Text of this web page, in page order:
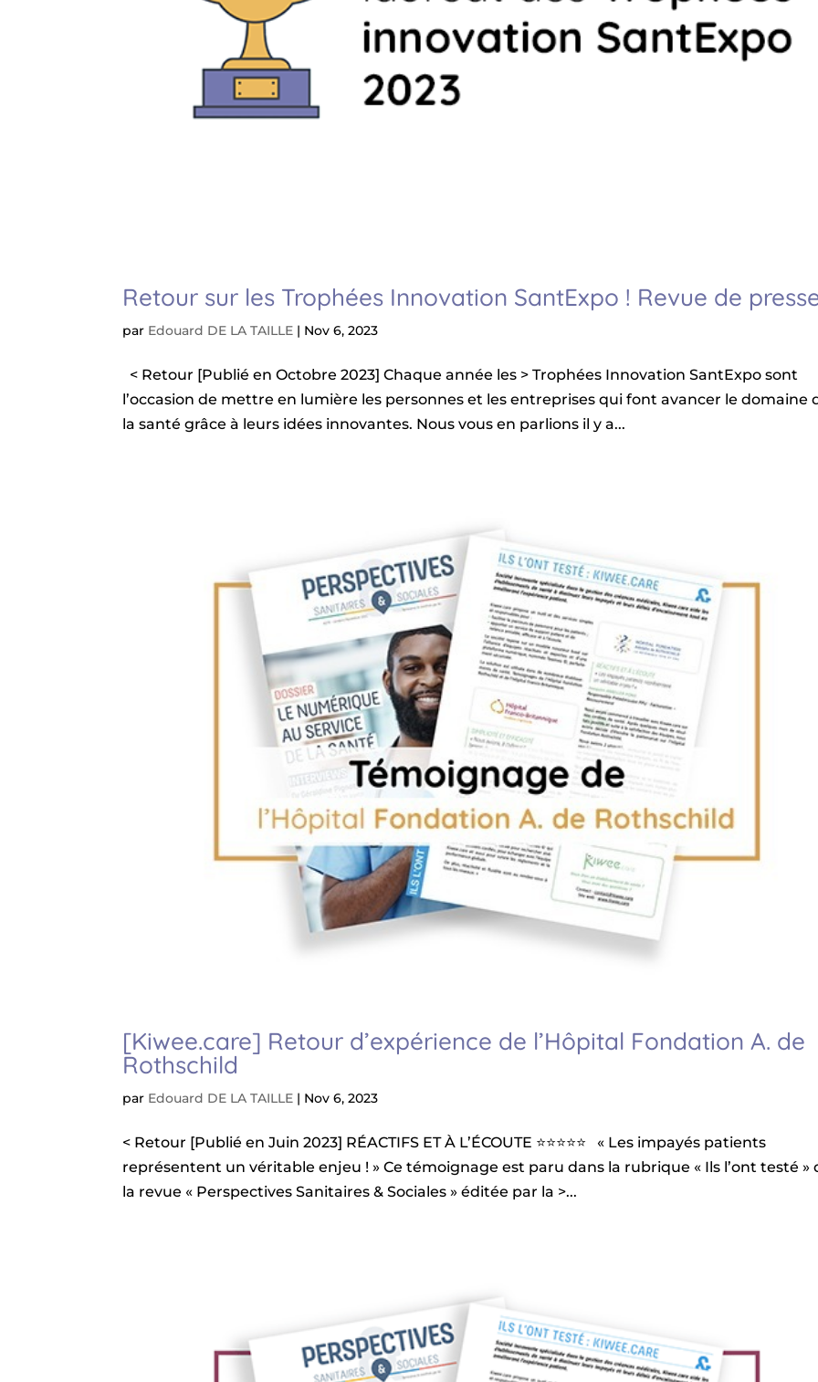
Retour sur les Trophées Innovation SantExpo ! Revue de
par Edouard DE LA TAILLE | Nov 6, 2023
< Retour [Publié en Octobre 2023] Chaque année les > Trophées Innovation SantExpo sont
l’occasion de mettre en lumière les personnes et les entreprises qui font avancer le domaine
la santé grâce à leurs idées innovantes. Nous vous en parlions il y a...
[Kiwee.care] Retour d’expérience de l’Hôpital Fondation A. de
Rothschild
par Edouard DE LA TAILLE | Nov 6, 2023
< Retour [Publié en Juin 2023] RÉACTIFS ET À L’ÉCOUTE ⭐️⭐️⭐️⭐️⭐️ « Les impayés patients
représentent un véritable enjeu ! » Ce témoignage est paru dans la rubrique « Ils l’ont testé »
la revue « Perspectives Sanitaires & Sociales » éditée par la >...